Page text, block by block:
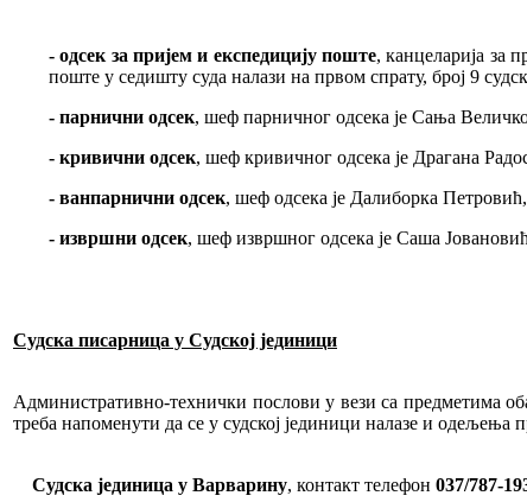
- одсек за пријем и експедицију поште, канцеларија за
поште у седишту суда налази на првом спрату, број 9
- парнични одсек, шеф парничног одсека је Сања
- кривични одсек, шеф кривичног одсека је Драгана
- ванпарнични одсек, шеф одсека је Далиборка
- извршни одсек, шеф извршног одсека је Саша
Судска писарница у Судској јединици
Административно-технички послови у вези са предметима
треба напоменути да се у судској јединици налазе и
Судска јединица у Варварину, контакт телефон 037/787-